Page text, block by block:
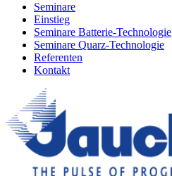
Seminare
Einstieg
Seminare Batterie-Technologie
Seminare Quarz-Technologie
Referenten
Kontakt